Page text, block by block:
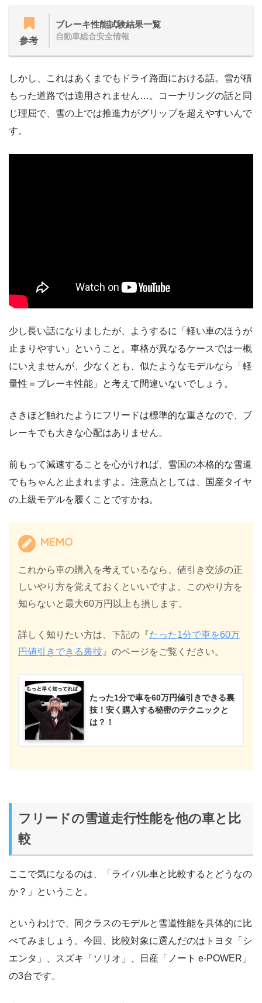
参考
ブレーキ性能試験結果一覧
自動車総合安全情報
しかし、これはあくまでもドライ路面における話。雪が積
もった道路では適用されません…。コーナリングの話と同
じ理屈で、雪の上では推進力がグリップを超えやすいんで
す。
少し長い話になりましたが、ようするに「軽い車のほうが
止まりやすい」ということ。車格が異なるケースでは一概
にいえませんが、少なくとも、似たようなモデルなら「軽
量性＝ブレーキ性能」と考えて間違いないでしょう。
さきほど触れたようにフリードは標準的な重さなので、ブ
レーキでも大きな心配はありません。
前もって減速することを心がければ、雪国の本格的な雪道
でもちゃんと止まれますよ。注意点としては、国産タイヤ
の上級モデルを履くことですかね。
MEMO
これから車の購入を考えているなら、値引き交渉の正
しいやり方を覚えておくといいですよ。このやり方を
知らないと最大60万円以上も損します。
詳しく知りたい方は、下記の『たった1分で車を60万
円値引きできる裏技 』のページをご覧ください。
たった1分で車を60万円値引きできる裏
技！安く購入する秘密のテクニックと
は？！
フリードの雪道走行性能を他の車と比
較
ここで気になるのは、「ライバル車と比較するとどうなの
か？」ということ。
というわけで、同クラスのモデルと雪道性能を具体的に比
べてみましょう。今回、比較対象に選んだのはトヨタ「シ
エンタ」、スズキ「ソリオ」、日産「ノート e-POWER」
の3台です。